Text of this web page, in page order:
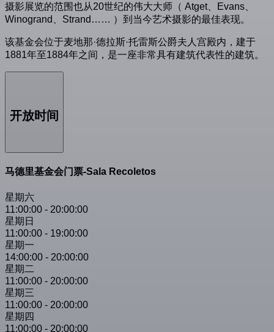
摄影展览的范围也从20世纪的伟大大师（ Atget、Evans、
Winogrand、Strand…… ）到当今艺术摄影的最佳表现。
该基金会位于麦地那·德拉斯·托雷斯公爵夫人宫殿内，建于
1881年至1884年之间，是一座非常具有建筑代表性的建筑。
开放时间
马德里基金会门票-Sala Recoletos
星期六
11:00:00 - 20:00:00
星期日
11:00:00 - 19:00:00
星期一
14:00:00 - 20:00:00
星期二
11:00:00 - 20:00:00
星期三
11:00:00 - 20:00:00
星期四
11:00:00 - 20:00:00